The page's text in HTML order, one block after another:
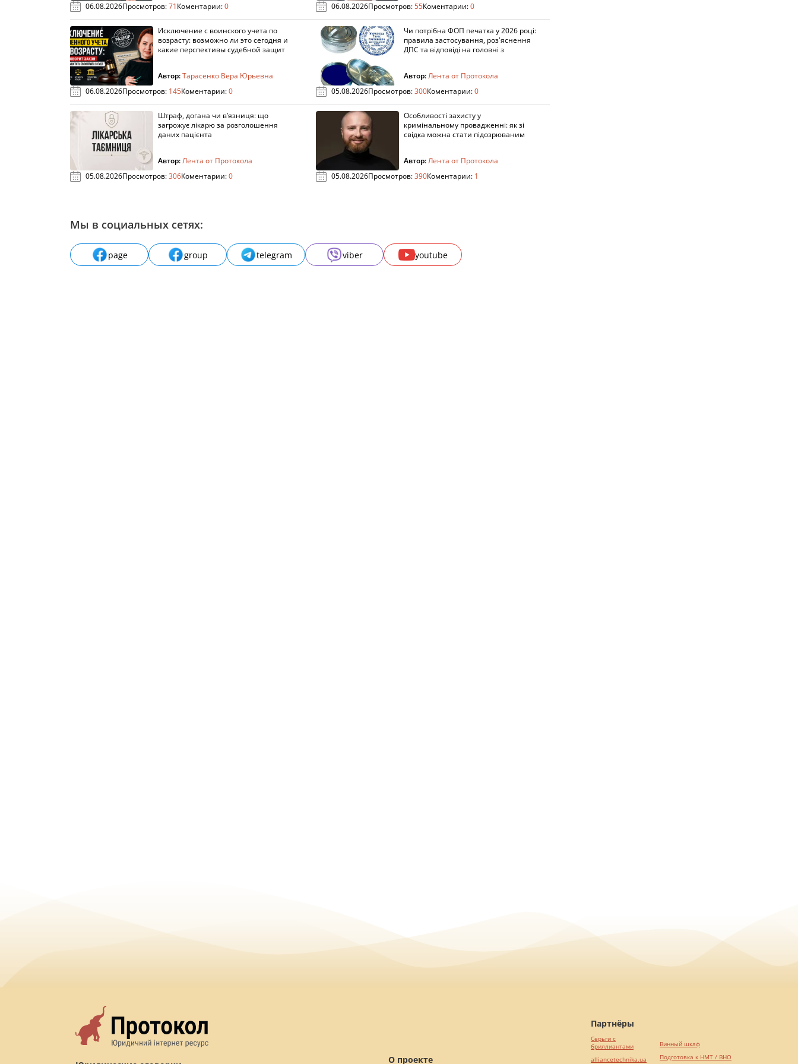
06.08.2026Просмотров:71Коментарии:0
06.08.2026Просмотров:55Коментарии:0
Исключение с воинского учета по
возрасту: возможно ли это сегодня и
какие перспективы судебной защит
Автор:Тарасенко Вера Юрьевна
06.08.2026Просмотров: 145Коментарии:0
Чи потрібна ФОП печатка у 2026 році:
правила застосування, роз'яснення
ДПС та відповіді на головні з
Автор:Лента от Протокола
05.08.2026Просмотров:300Коментарии:0
Штраф, догана чи в’язниця: що
загрожує лікарю за розголошення
даних пацієнта
Автор:Лента от Протокола
05.08.2026Просмотров:306Коментарии:0
Особливості захисту у
кримінальному провадженні: як зі
свідка можна стати підозрюваним
Автор:Лента от Протокола
05.08.2026Просмотров:390Коментарии: 1
Мы в социальных сетях:
page group telegram viber youtube
О проекте
Партнёры
Серьги с
бриллиантами
alliancetechnika.ua
Винный шкаф
Подготовка к НМТ / ВНО